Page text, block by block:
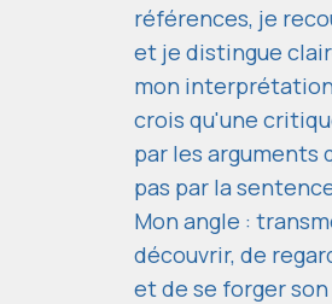
références, je
et je distingue
mon
crois qu'une
par les arguments
pas par la
Mon angle :
découvrir, de
et de se forger